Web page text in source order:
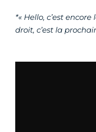
*« Hello, c’est
droit, c’est la